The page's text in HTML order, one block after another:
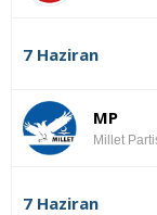
7 Haziran
MP
Millet
7 Haziran